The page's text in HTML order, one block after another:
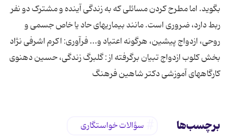
بگوید. اما مطرح کردن مسائلی که به زندگی آینده و مشترک دو نفر
ربط دارد، ضروری است. مانند بیماریهای حاد یا خاص جسمی و
روحی، ازدواج پیشین، هرگونه اعتیاد و... فرآوری: اکرم اشرفی نژاد
بخش کلوب ازدواج تبیان برگرفته از : گلبرگ زندگی، حسین دهنوی
کارگاههای آموزشی دکتر شاهین فرهنگ
برچسب‌ها سؤالات خواستگاری